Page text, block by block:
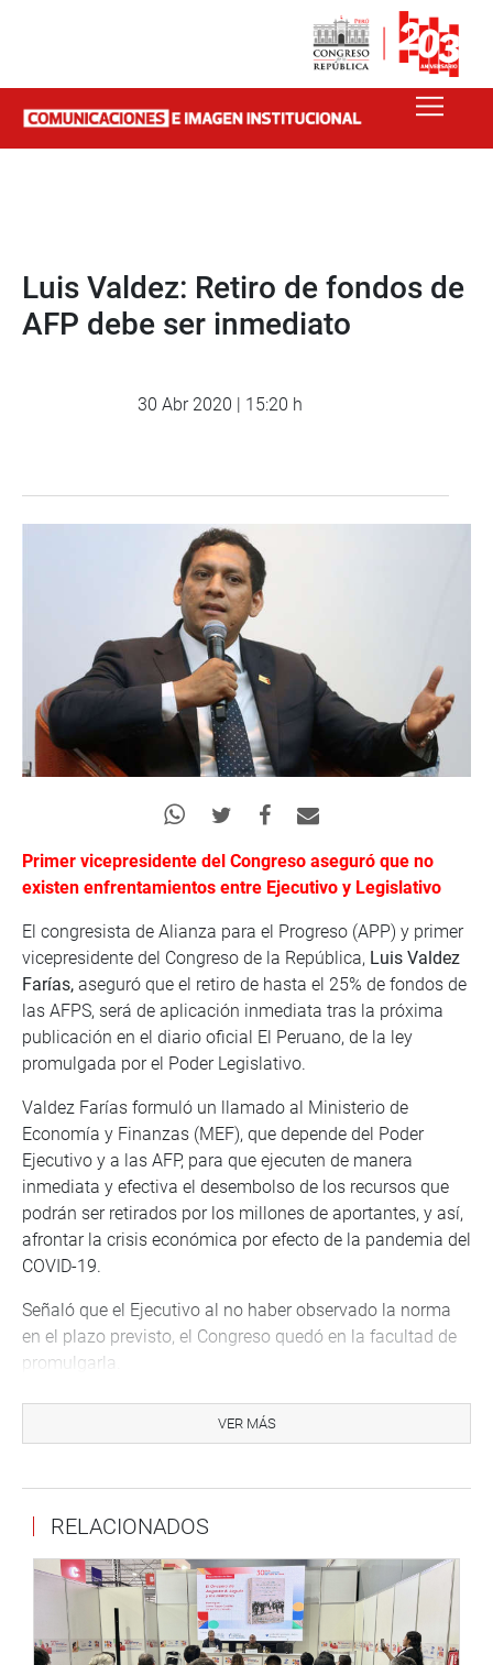
Luis Valdez: Retiro de fondos de
AFP debe ser inmediato
30 Abr 2020 | 15:20 h
Primer vicepresidente del Congreso aseguró que no
existen enfrentamientos entre Ejecutivo y Legislativo
El congresista de Alianza para el Progreso (APP) y primer
vicepresidente del Congreso de la República, Luis Valdez
Farías, aseguró que el retiro de hasta el 25% de fondos de
las AFPS, será de aplicación inmediata tras la próxima
publicación en el diario oficial El Peruano, de la ley
promulgada por el Poder Legislativo.
Valdez Farías formuló un llamado al Ministerio de
Economía y Finanzas (MEF), que depende del Poder
Ejecutivo y a las AFP, para que ejecuten de manera
inmediata y efectiva el desembolso de los recursos que
podrán ser retirados por los millones de aportantes, y así,
afrontar la crisis económica por efecto de la pandemia del
COVID-19.
Señaló que el Ejecutivo al no haber observado la norma
en el plazo previsto, el Congreso quedó en la facultad de
promulgarla.
El congresista de APP sostuvo que la Ley tendrá un efecto
positivo en millones de peruanos, que ahora, podrán
pagar el alquiler de la casa, las pensiones de las escuelas
o universidades de sus hijos y otras obligaciones y no
romper la cadena de pagos” , argumentó en vicepresidente
del Parlamento.
Valdez Farías aseguró que no existe ningún tipo de
VER MÁS
RELACIONADOS